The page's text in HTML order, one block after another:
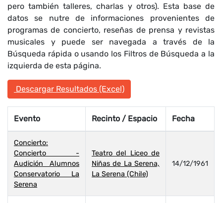
pero también talleres, charlas y otros). Esta base de
datos se nutre de informaciones provenientes de
programas de concierto, reseñas de prensa y revistas
musicales y puede ser navegada a través de la
Búsqueda rápida o usando los Filtros de Búsqueda a la
izquierda de esta página.
Descargar Resultados (Excel)
Evento Recinto / Espacio Fecha
Concierto:
Concierto -
Audición Alumnos
Conservatorio La
Serena
Teatro del Liceo de
Niñas de La Serena,
La Serena (Chile)
14/12/1961